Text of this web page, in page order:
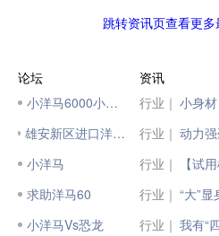
跳转资讯页查看更
论坛
小洋马6000小时了
雄安新区进口洋马60挖掘机准新机
小洋马
求助洋马60
小洋马Vs恐龙
资讯
行业｜
行业｜
行业｜
行业｜
行业｜